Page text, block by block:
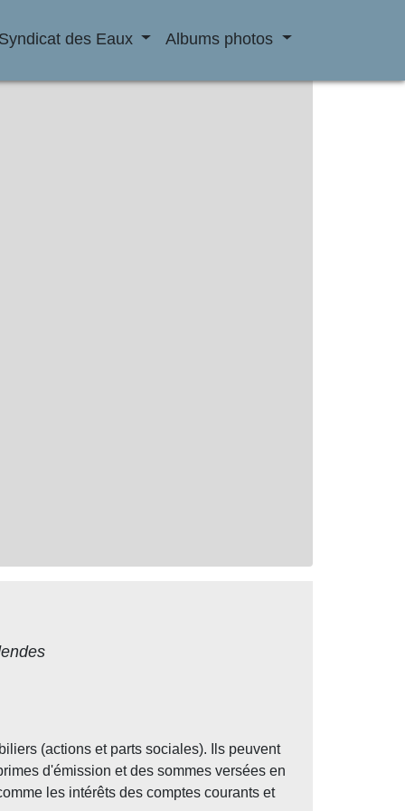
Syndicat des Eaux Albums photos
(actions et parts sociales). Ils peuvent
d'émission et des sommes versées en
les intérêts des comptes courants et